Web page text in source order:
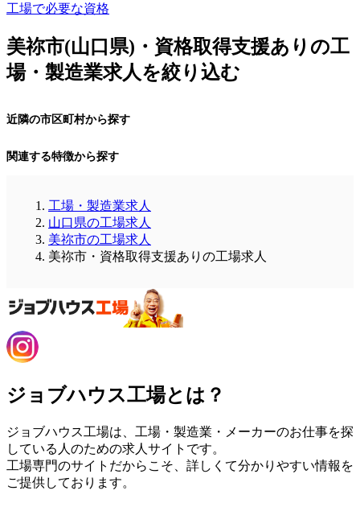
工場で必要な資格
美祢市(山口県)・資格取得支援ありの工
場・製造業求人を絞り込む
近隣の市区町村から探す
関連する特徴から探す
工場・製造業求人
山口県の工場求人
美祢市の工場求人
美祢市・資格取得支援ありの工場求人
ジョブハウス工場とは？
ジョブハウス工場は、工場・製造業・メーカーのお仕事を探
している人のための求人サイトです。
工場専門のサイトだからこそ、詳しくて分かりやすい情報を
ご提供しております。